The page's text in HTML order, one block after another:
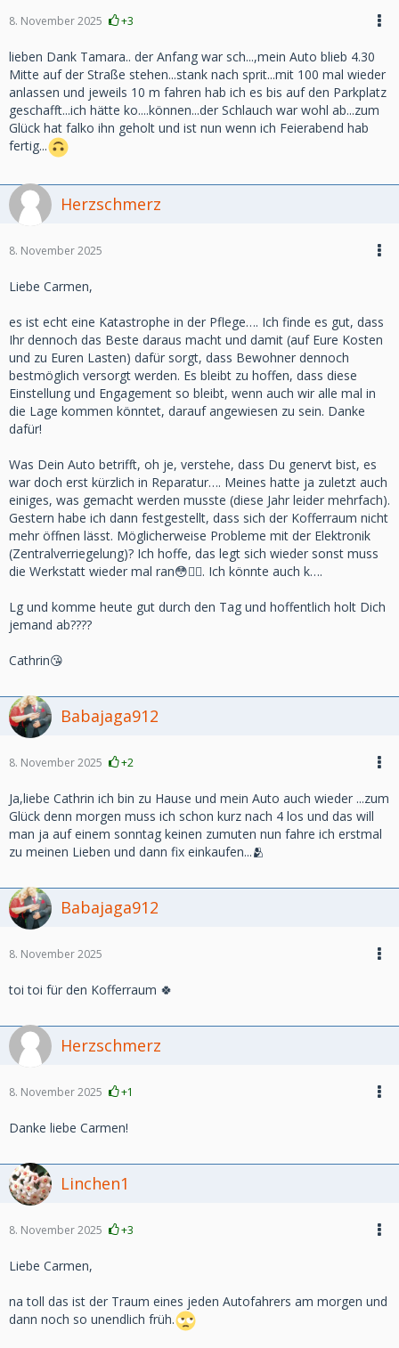
8. November 2025 +3
lieben Dank Tamara.. der Anfang war sch...,mein Auto blieb 4.30
Mitte auf der Straße stehen...stank nach sprit...mit 100 mal wieder
anlassen und jeweils 10 m fahren hab ich es bis auf den Parkplatz
geschafft...ich hätte ko....können...der Schlauch war wohl ab...zum
Glück hat falko ihn geholt und ist nun wenn ich Feierabend hab
fertig...
Herzschmerz
8. November 2025
Liebe Carmen,
es ist echt eine Katastrophe in der Pflege…. Ich finde es gut, dass
Ihr dennoch das Beste daraus macht und damit (auf Eure Kosten
und zu Euren Lasten) dafür sorgt, dass Bewohner dennoch
bestmöglich versorgt werden. Es bleibt zu hoffen, dass diese
Einstellung und Engagement so bleibt, wenn auch wir alle mal in
die Lage kommen könntet, darauf angewiesen zu sein. Danke
dafür!
Was Dein Auto betrifft, oh je, verstehe, dass Du genervt bist, es
war doch erst kürzlich in Reparatur…. Meines hatte ja zuletzt auch
einiges, was gemacht werden musste (diese Jahr leider mehrfach).
Gestern habe ich dann festgestellt, dass sich der Kofferraum nicht
mehr öffnen lässt. Möglicherweise Probleme mit der Elektronik
(Zentralverriegelung)? Ich hoffe, das legt sich wieder sonst muss
die Werkstatt wieder mal ran😳😵‍💫. Ich könnte auch k….
Lg und komme heute gut durch den Tag und hoffentlich holt Dich
jemand ab????
Cathrin😘
Babajaga912
8. November 2025 +2
Ja,liebe Cathrin ich bin zu Hause und mein Auto auch wieder ...zum
Glück denn morgen muss ich schon kurz nach 4 los und das will
man ja auf einem sonntag keinen zumuten nun fahre ich erstmal
zu meinen Lieben und dann fix einkaufen...🫂
Babajaga912
8. November 2025
toi toi für den Kofferraum 🍀
Herzschmerz
8. November 2025 +1
Danke liebe Carmen!
Linchen1
8. November 2025 +3
Liebe Carmen,
na toll das ist der Traum eines jeden Autofahrers am morgen und
dann noch so unendlich früh.